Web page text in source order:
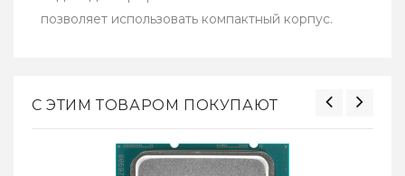
позволяет использовать компактный корпус.
С ЭТИМ ТОВАРОМ ПОКУПАЮТ